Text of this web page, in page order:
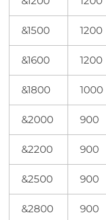
&1500 1200
&1600 1200
&1800 1000
&2000 900
&2200 900
&2500 900
&2800 900